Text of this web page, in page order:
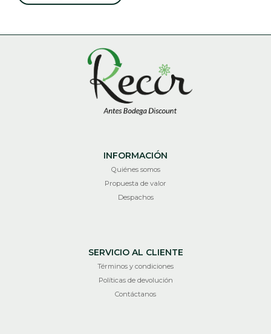
INFORMACIÓN
Quiénes somos
Propuesta de valor
Despachos
SERVICIO AL CLIENTE
Términos y condiciones
Políticas de devolución
Contáctanos